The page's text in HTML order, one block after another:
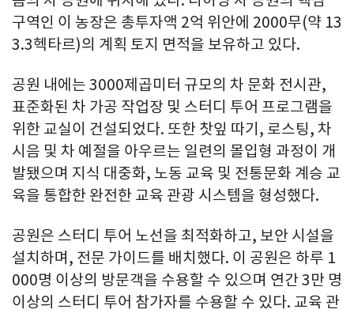
구역인 이 농장은 총투자액 2억 위안에 2000무(약 13
3.3헥타르)의 계획 토지 면적을 보유하고 있다.
공원 내에는 3000제곱미터 규모의 차 문화 전시관,
표준화된 차 가공 작업장 및 스터디 투어 프로그램을
위한 교실이 건설되었다. 또한 찻잎 따기, 로스팅, 차
시음 및 차 예절을 아우르는 일련의 몰입형 과정이 개
발됐으며 지식 대중화, 노동 교육 및 전통문화 계승 교
육을 통합한 완전한 교육 관광 시스템을 형성했다.
공원은 스터디 투어 노선을 최적화하고, 보안 시설을
설치하며, 전문 가이드를 배치했다. 이 공원은 하루 1
000명 이상의 방문객을 수용할 수 있으며 연간 3만 명
이상의 스터디 투어 참가자를 수용할 수 있다. 교육 관